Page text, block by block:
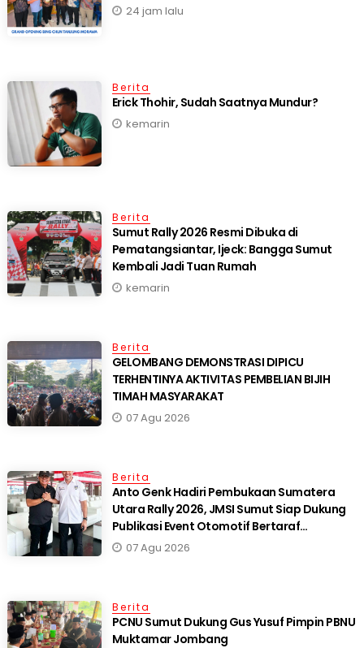
24 jam lalu
Berita
Erick Thohir, Sudah Saatnya Mundur?
kemarin
Berita
Sumut Rally 2026 Resmi Dibuka di
Pematangsiantar, Ijeck: Bangga Sumut
Kembali Jadi Tuan Rumah
kemarin
Berita
GELOMBANG DEMONSTRASI DIPICU
TERHENTINYA AKTIVITAS PEMBELIAN BIJIH
TIMAH MASYARAKAT
07 Agu 2026
Berita
Anto Genk Hadiri Pembukaan Sumatera
Utara Rally 2026, JMSI Sumut Siap Dukung
Publikasi Event Otomotif Bertaraf
Internasional*
07 Agu 2026
Berita
PCNU Sumut Dukung Gus Yusuf Pimpin PBNU
Muktamar Jombang